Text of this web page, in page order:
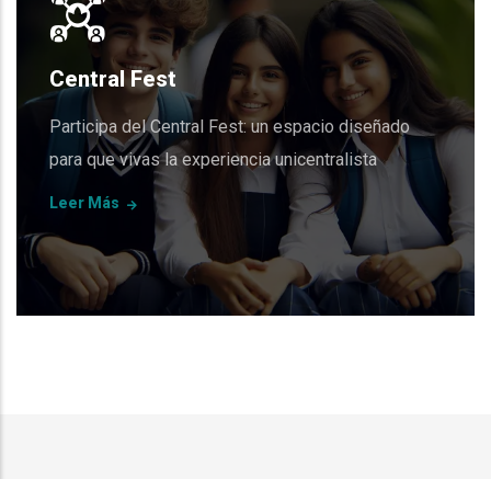
Central Fest
Participa del Central Fest: un espacio diseñado
para que vivas la experiencia unicentralista
Leer Más